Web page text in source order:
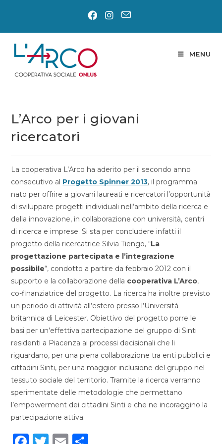
MENU
L’Arco per i giovani
ricercatori
La cooperativa L’Arco ha aderito per il secondo anno
consecutivo al Progetto Spinner 2013, il programma
nato per offrire a giovani laureati e ricercatori l’opportunità
di sviluppare progetti individuali nell’ambito della ricerca e
della innovazione, in collaborazione con università, centri
di ricerca e imprese. Si sta per concludere infatti il
progetto della ricercatrice Silvia Tiengo, “La
progettazione partecipata e l’integrazione
possibile“, condotto a partire da febbraio 2012 con il
supporto e la collaborazione della cooperativa L’Arco,
co-finanziatrice del progetto. La ricerca ha inoltre previsto
un periodo di attività all’estero presso l’Università
britannica di Leicester. Obiettivo del progetto porre le
basi per un’effettiva partecipazione del gruppo di Sinti
residenti a Piacenza ai processi decisionali che li
riguardano, per una piena collaborazione tra enti pubblici e
cittadini Sinti, per una maggior inclusione del gruppo nel
tessuto sociale del territorio. Tramite la ricerca verranno
sperimentate delle metodologie che permettano
l’empowerment dei cittadini Sinti e che ne incoraggino la
partecipazione attiva.